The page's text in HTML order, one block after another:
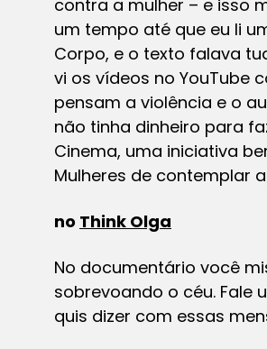
contra a mulher – e isso
um tempo até que eu li
Corpo, e o texto falava
vi os vídeos no YouTube
pensam a violência e o
não tinha dinheiro para
Cinema, uma iniciativa
Mulheres de contemplar
no Think Olga
No documentário você
sobrevoando o céu. Fale
quis dizer com essas